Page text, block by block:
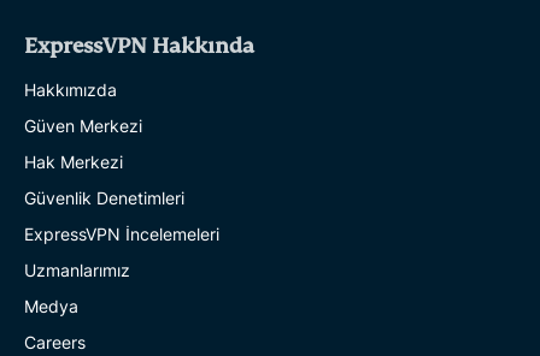
ExpressVPN Hakkında
Hakkımızda
Güven Merkezi
Hak Merkezi
Güvenlik Denetimleri
ExpressVPN İncelemeleri
Uzmanlarımız
Medya
Careers